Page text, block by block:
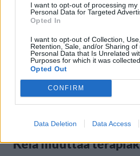
I want to opt-out of processing my
Personal Data for Targeted
Opted In
I want to opt-out of Collection, Use,
Retention, Sale, and/or Sharing of
Personal Data that Is Unrelated
Purposes for which it was collected.
Opted Out
CONFIRM
Data Deletion Data Access
4
Kela muuttaa